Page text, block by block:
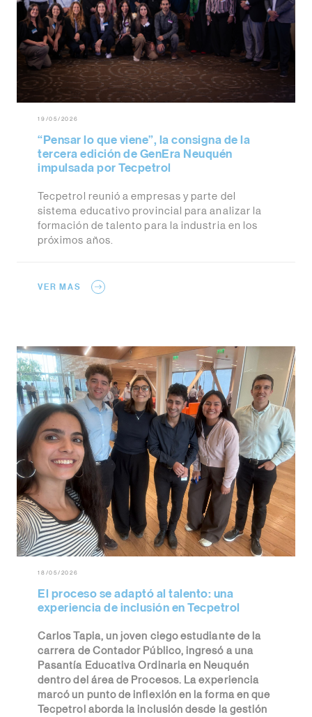
19/05/2026
“Pensar lo que viene”, la consigna de la
tercera edición de GenEra Neuquén
impulsada por Tecpetrol
Tecpetrol reunió a empresas y parte del
sistema educativo provincial para analizar la
formación de talento para la industria en los
próximos años.
VER MAS
18/05/2026
El proceso se adaptó al talento: una
experiencia de inclusión en Tecpetrol
Carlos Tapia, un joven ciego estudiante de la
carrera de Contador Público, ingresó a una
Pasantía Educativa Ordinaria en Neuquén
dentro del área de Procesos. La experiencia
marcó un punto de inflexión en la forma en que
Tecpetrol aborda la inclusión desde la gestión